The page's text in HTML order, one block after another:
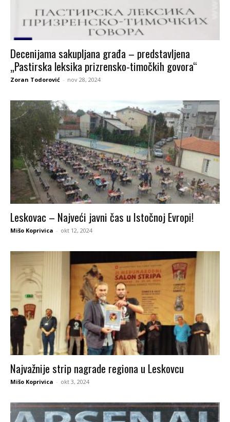
Decenijama sakupljana građa – predstavljena
„Pastirska leksika prizrensko-timočkih govora“
Zoran Todorović - nov 28, 2024
Leskovac – Najveći javni čas u Istočnoj Evropi!
Mišo Koprivica - okt 12, 2024
Najvažnije strip nagrade regiona u Leskovcu
Mišo Koprivica - okt 3, 2024